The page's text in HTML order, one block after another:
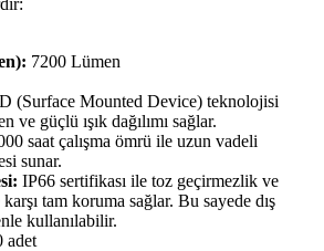
7200 Lümen
(Surface Mounted Device) teknolojisi
ve güçlü ışık dağılımı sağlar.
saat çalışma ömrü ile uzun vadeli
sunar.
IP66 sertifikası ile toz geçirmezlik ve
tam koruma sağlar. Bu sayede dış
kullanılabilir.
adet